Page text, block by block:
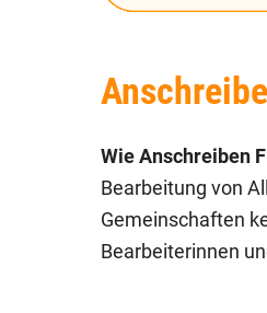
Wie Anschreiben
Bearbeitung von
Gemeinschaften
Bearbeiterinnen